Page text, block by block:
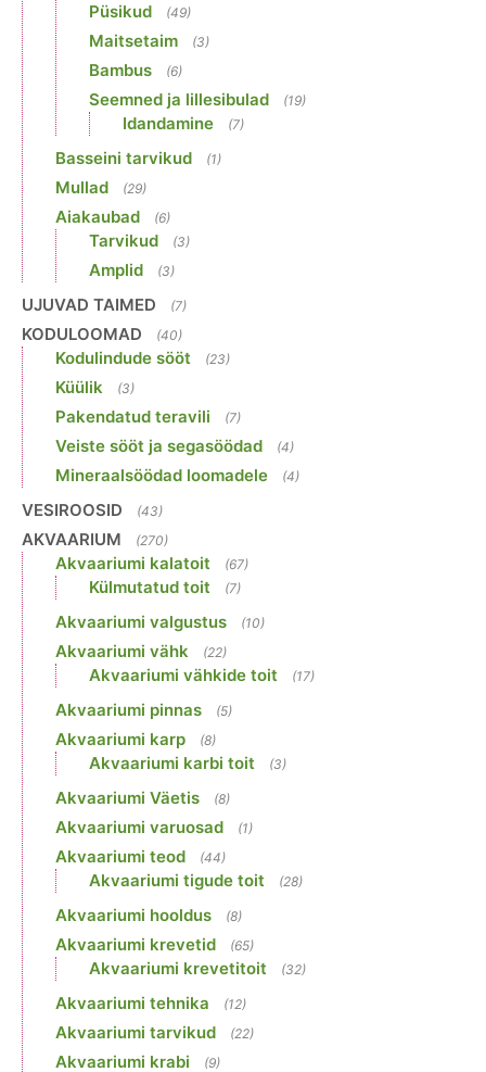
Püsikud (49)
Maitsetaim (3)
Bambus (6)
Seemned ja lillesibulad (19)
Idandamine (7)
Basseini tarvikud (1)
Mullad (29)
Aiakaubad (6)
Tarvikud (3)
Amplid (3)
UJUVAD TAIMED (7)
KODULOOMAD (40)
Kodulindude sööt (23)
Küülik (3)
Pakendatud teravili (7)
Veiste sööt ja segasöödad (4)
Mineraalsöödad loomadele (4)
VESIROOSID (43)
AKVAARIUM (270)
Akvaariumi kalatoit (67)
Külmutatud toit (7)
Akvaariumi valgustus (10)
Akvaariumi vähk (22)
Akvaariumi vähkide toit (17)
Akvaariumi pinnas (5)
Akvaariumi karp (8)
Akvaariumi karbi toit (3)
Akvaariumi Väetis (8)
Akvaariumi varuosad (1)
Akvaariumi teod (44)
Akvaariumi tigude toit (28)
Akvaariumi hooldus (8)
Akvaariumi krevetid (65)
Akvaariumi krevetitoit (32)
Akvaariumi tehnika (12)
Akvaariumi tarvikud (22)
Akvaariumi krabi (9)